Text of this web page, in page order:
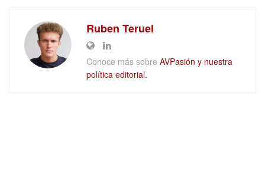
Ruben Teruel
Conoce más sobre AVPasión y nuestra
política editorial.